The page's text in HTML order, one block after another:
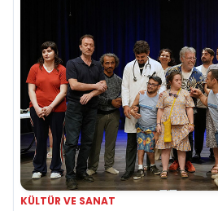
KÜLTÜR VE SANAT